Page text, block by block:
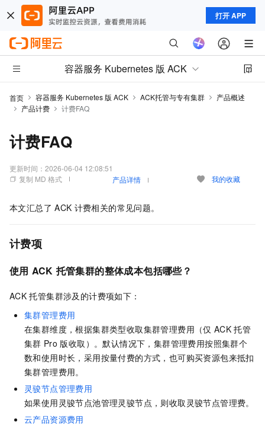
打开 APP
容器服务 Kubernetes 版 ACK
首页 容器服务 Kubernetes 版 ACK ACK托管与专有集群
产品概述
产品计费
计费FAQ
计费FAQ
更新时间： 2026-06-04 12:08:51
复制 MD 格式
产品详情 我的收藏
本文汇总了 ACK 计费相关的常见问题。
计费项
使用 ACK 托管集群的整体成本包括哪些？
ACK 托管集群涉及的计费项如下：
集群管理费用
在集群维度，根据集群类型收取集群管理费用（仅 ACK 托管
集群 Pro 版收取）。默认情况下，集群管理费用按照集群个
数和使用时长，采用按量付费的方式，也可购买资源包来抵扣
集群管理费用。
灵骏节点管理费用
如果使用灵骏节点池管理灵骏节点，则收取灵骏节点管理费。
云产品资源费用